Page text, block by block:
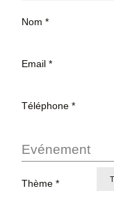
Nom *
Email *
Téléphone *
Evénement
Thème *